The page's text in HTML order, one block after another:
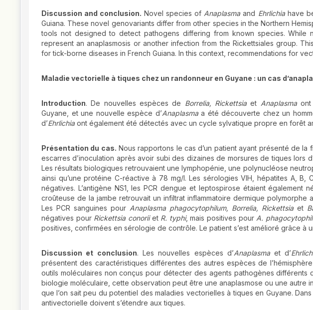
Discussion and conclusion. Novel species of Anaplasma and Ehrlichiahave
Guiana. These novel genovariants differ from other species in the Northern
tools not designed to detect pathogens differing from known species. While
represent an anaplasmosis or another infection from the Rickettsiales group.
for tick-borne diseases in French Guiana. In this context, recommendations for
Maladie vectorielle à tiques chez un randonneur en Guyane : un cas
Introduction. De nouvelles espèces de Borrelia, Rickettsiaet Anaplasma
Guyane, et une nouvelle espèce d’Anaplasmaa été découverte chez un
d’Ehrlichia ont également été détectés avec un cycle sylvatique propre en forêt
Présentation du cas. Nous rapportons le cas d’un patient ayant présenté de
escarres d’inoculation après avoir subi des dizaines de morsures de tiques lors
Les résultats biologiques retrouvaient une lymphopénie, une polynucléose
ainsi qu’une protéine C-réactive à 78 mg/l. Les sérologies VIH, hépatites A, B,
négatives. L’antigène NS1, les PCR dengue et leptospirose étaient également
croûteuse de la jambe retrouvait un infiltrat inflammatoire dermique polymorphe
Les PCR sanguines pour Anaplasma phagocytophilum, Borrelia, Rickettsia et
négatives pour Rickettsia conoriiet R. typhi, mais positives pour A.
positives, confirmées en sérologie de contrôle. Le patient s’est amélioré grâce à
Discussion et conclusion. Les nouvelles espèces d’Anaplasmaet d’
présentent des caractéristiques différentes des autres espèces de
outils moléculaires non conçus pour détecter des agents pathogènes
biologie moléculaire, cette observation peut être une anaplasmose ou une autre
que l’on sait peu du potentiel des maladies vectorielles à tiques en Guyane.
antivectorielle doivent s’étendre aux tiques.